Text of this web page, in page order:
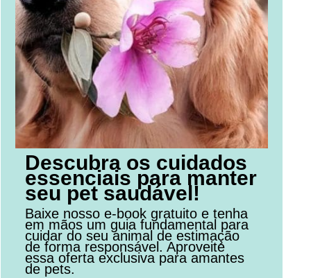
Descubra os cuidados
essenciais para manter
seu pet saudável!
Baixe nosso e-book gratuito e tenha
em mãos um guia fundamental para
cuidar do seu animal de estimação
de forma responsável. Aproveite
essa oferta exclusiva para amantes
de pets.